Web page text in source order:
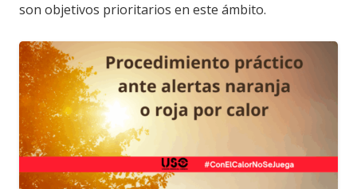
son objetivos prioritarios en este ámbito.
SALUD LABORAL